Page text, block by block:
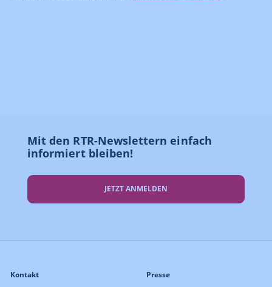
Mit den RTR-Newslettern einfach
informiert bleiben!
JETZT ANMELDEN
Kontakt
Presse